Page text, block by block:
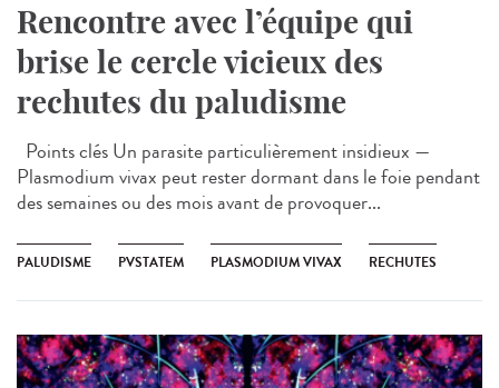
Rencontre avec l’équipe qui
brise le cercle vicieux des
rechutes du paludisme
Points clés Un parasite particulièrement insidieux —
Plasmodium vivax peut rester dormant dans le foie pendant
des semaines ou des mois avant de provoquer...
PALUDISME PVSTATEM PLASMODIUM VIVAX RECHUTES